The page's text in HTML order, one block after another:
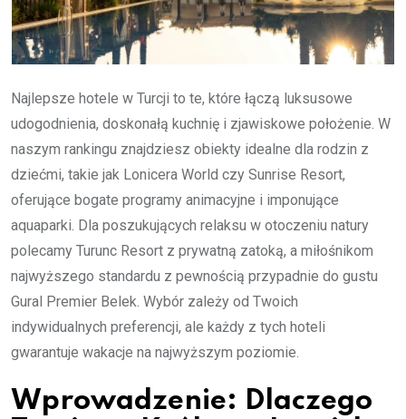
Najlepsze hotele w Turcji to te, które łączą luksusowe
udogodnienia, doskonałą kuchnię i zjawiskowe położenie. W
naszym rankingu znajdziesz obiekty idealne dla rodzin z
dziećmi, takie jak Lonicera World czy Sunrise Resort,
oferujące bogate programy animacyjne i imponujące
aquaparki. Dla poszukujących relaksu w otoczeniu natury
polecamy Turunc Resort z prywatną zatoką, a miłośnikom
najwyższego standardu z pewnością przypadnie do gustu
Gural Premier Belek. Wybór zależy od Twoich
indywidualnych preferencji, ale każdy z tych hoteli
gwarantuje wakacje na najwyższym poziomie.
Wprowadzenie: Dlaczego